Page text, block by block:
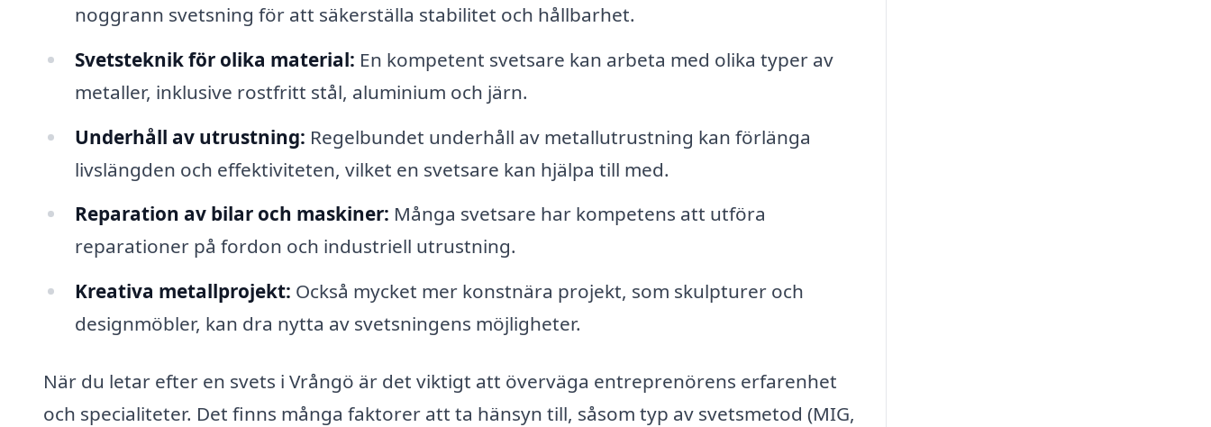
noggrann svetsning för att säkerställa stabilitet och hållbarhet.
Svetsteknik för olika material: En kompetent svetsare kan arbeta med olika typer av
metaller, inklusive rostfritt stål, aluminium och järn.
Underhåll av utrustning: Regelbundet underhåll av metallutrustning kan förlänga
livslängden och effektiviteten, vilket en svetsare kan hjälpa till med.
Reparation av bilar och maskiner: Många svetsare har kompetens att utföra
reparationer på fordon och industriell utrustning.
Kreativa metallprojekt: Också mycket mer konstnära projekt, som skulpturer och
designmöbler, kan dra nytta av svetsningens möjligheter.
När du letar efter en svets i Vrångö är det viktigt att överväga entreprenörens erfarenhet
och specialiteter. Det finns många faktorer att ta hänsyn till, såsom typ av svetsmetod (MIG,